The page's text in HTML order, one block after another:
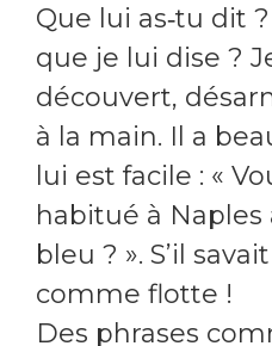
Que lui as‑tu dit
que je lui dise ?
découvert,
à la main. Il a
lui est facile : «
habitué à
bleu ? ». S’il
comme flotte !
Des phrases